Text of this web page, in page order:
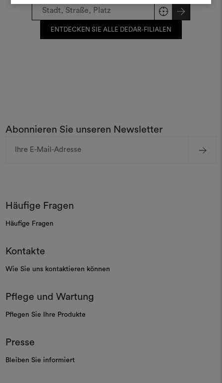
ENTDECKEN SIE ALLE DEDAR-FILIALEN
Abonnieren Sie unseren Newsletter
Mail-
Häufige Fragen
Häufige Fragen
Kontakte
Wie Sie uns kontaktieren können
Pflege und Wartung
Pflegen Sie Ihre Produkte
Presse
Bleiben Sie informiert
REGISTRIEREN